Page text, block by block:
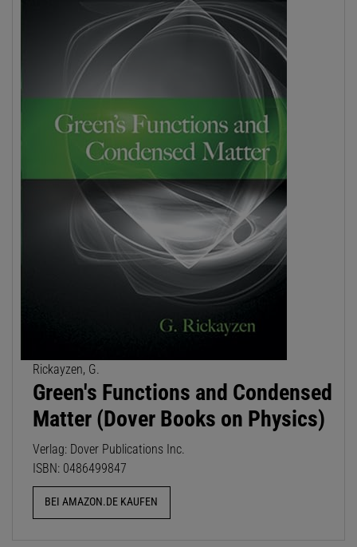
Rickayzen, G.
Green's Functions and Condensed
Matter (Dover Books on Physics)
Verlag: Dover Publications Inc.
ISBN: 0486499847
BEI AMAZON.DE KAUFEN